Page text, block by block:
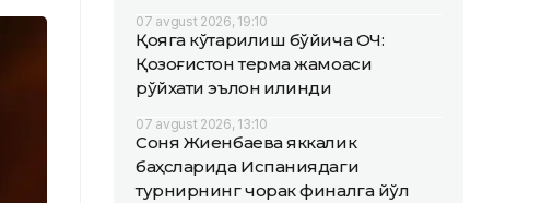
07 avgust 2026, 19:10
Қояга кўтарилиш бўйича ОЧ:
Қозоғистон терма жамоаси
рўйхати эълон қилинди
07 avgust 2026, 13:10
Соня Жиенбаева яккалик
баҳсларида Испаниядаги
турнирнинг чорак финалга йўл